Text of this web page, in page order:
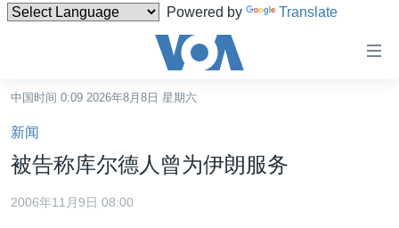
Powered by Translate
碍
链
接
转
中国
中国时间 0:09 2026年8月8日 星期六
新闻
被告称库尔德人曾为伊朗服务
2006年11月9日 08:00